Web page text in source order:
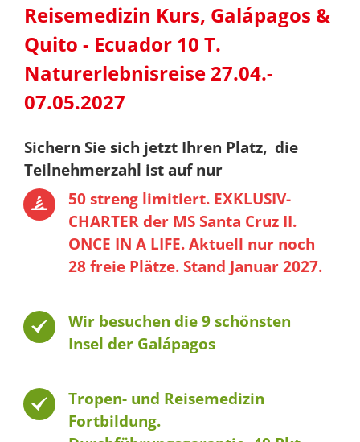
Reisemedizin Kurs, Galápagos &
Quito - Ecuador 10 T.
Naturerlebnisreise 27.04.-
07.05.2027
Sichern Sie sich jetzt Ihren Platz, die
Teilnehmerzahl ist auf nur
50 streng limitiert. EXKLUSIV-
CHARTER der MS Santa Cruz II.
ONCE IN A LIFE. Aktuell nur noch
28 freie Plätze. Stand Januar 2027.
Wir besuchen die 9 schönsten
Insel der Galápagos
Tropen- und Reisemedizin
Fortbildung.